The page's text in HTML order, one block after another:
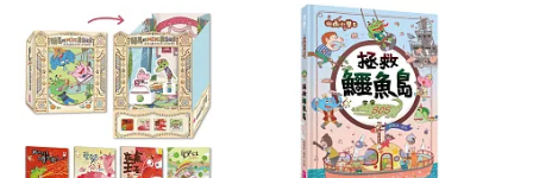
可新加坡店取(8)
可菲律賓店取(8)